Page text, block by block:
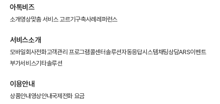
아톡비즈
소개영상맞춤 서비스 고르기구축사례 레퍼런스
서비스소개
모바일회사전화고객관리 프로그램콜센터솔루션자동응답시스템채팅상담ARS이벤트
부가서비스기타솔루션
이용안내
상품안내 영상안내국제전화 요금